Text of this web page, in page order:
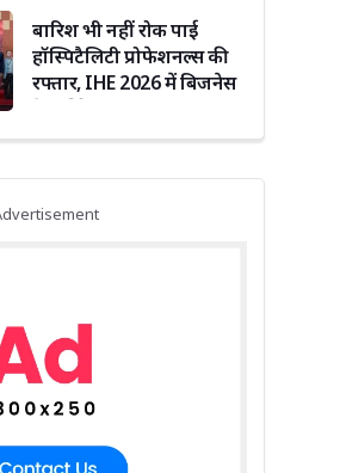
का हो रहा दर्शन
बारिश भी नहीं रोक पाई
हॉस्पिटैलिटी प्रोफेशनल्स की
रफ्तार, IHE 2026 में बिजनेस